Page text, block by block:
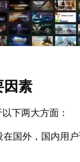
因素
下两大方面：
在国外，国内用